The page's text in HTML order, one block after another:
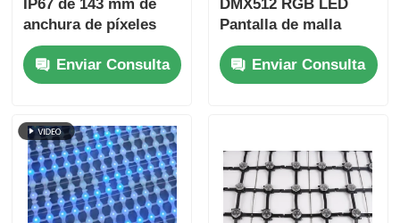
IP67 de 143 mm de
anchura de píxeles
Pantalla transparente
al aire libre
impermeable para
nocturna de turismo
cultural
Enviar Consulta
DMX512 RGB LED
Pantalla de malla
H2506 Pixeles DC 12V
Exhibición de
publicidad al aire
Enviar Consulta